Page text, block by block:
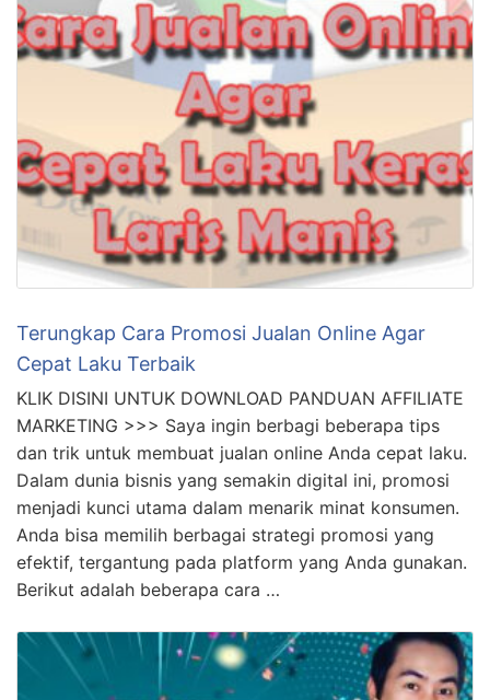
KLIK DISINI UNTUK DOWNLOAD PANDUAN AFFILIATE
MARKETING >>> Saat ini, jualan online menjadi salah
satu cara yang efektif untuk meraih kesuksesan dalam
bisnis. Meskipun terdapat banyak platform e-
commerce yang populer, Facebook tetap menjadi
tempat yang sangat potensial untuk berjualan secara
online. Dengan lebih dari 2,8 miliar pengguna aktif
bulanan, Facebook tidak hanya menyediakan
kemudahan dalam …
Cepat Laku Terbaik
KLIK DISINI UNTUK DOWNLOAD PANDUAN AFFILIATE